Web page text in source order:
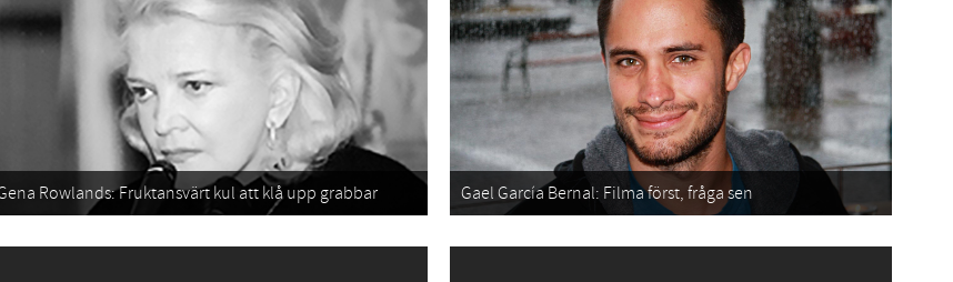
Rowlands: Fruktansvärt kul att klå upp grabbar Gael García Bernal: Filma först, fråga sen